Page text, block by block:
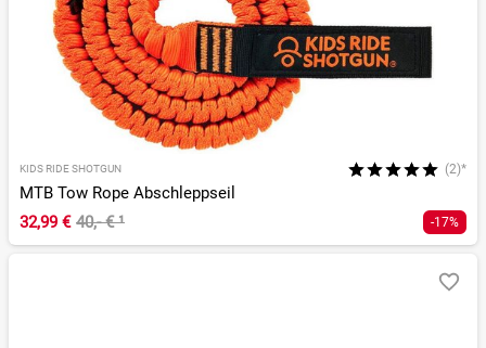
KIDS RIDE SHOTGUN (2)*
MTB Tow Rope Abschleppseil
32,99 € 40,- €¹ -17%